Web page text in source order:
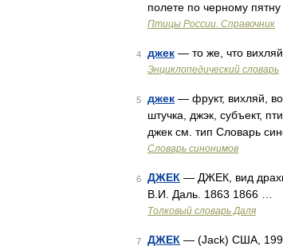
полете по черному
Птицы России. Справочник
4 джек — то же, что
Энциклопедический словарь
5 джек — фрукт, вихляй,
штучка, джэк, субъект,
джек см. тип Словарь
Словарь синонимов
6 ДЖЕК — ДЖЕК, вид
В.И. Даль. 1863 1866 …
Толковый словарь Даля
7 ДЖЕК — (Jack) США,